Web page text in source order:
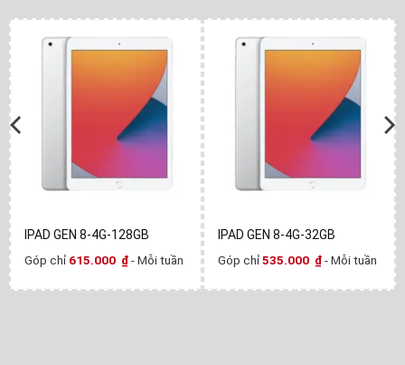
IPAD GEN 8-4G-128GB
Góp chỉ 615.000 ₫- Mỗi tuần
IPAD GEN 8-4G-32GB
Góp chỉ535.000 ₫- Mỗi tuần